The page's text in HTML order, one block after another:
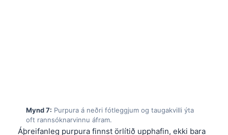
flöt litbreyting, og hún safnast oft saman um ökklana
eða sköflungana. Sjúklingar kalla hana stundum
অসমীয়া
Galego